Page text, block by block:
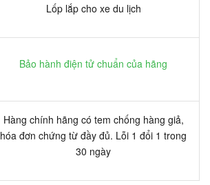
Lốp lắp cho xe du lịch
Bảo hành điện tử chuẩn của hãng
Hàng chính hãng có tem chống hàng giả,
hóa đơn chứng từ đầy đủ. Lỗi 1 đổi 1 trong
30 ngày